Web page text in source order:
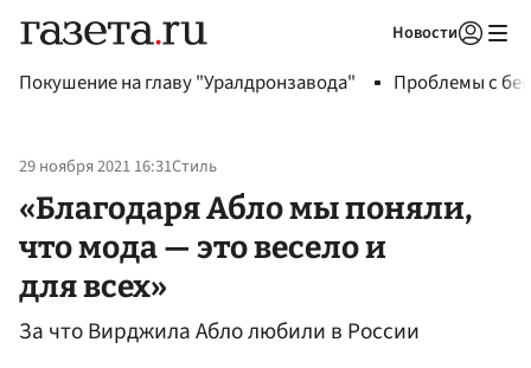
Новости
Покушение на главу "Уралдронзавода" Проблемы с
29 ноября 2021 16:31Стиль
«Благодаря Абло мы поняли,
что мода — это весело и
для всех»
За что Вирджила Абло любили в России